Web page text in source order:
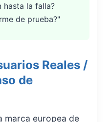
hasta la falla?
de prueba?"
Reales /
de
marca europea de